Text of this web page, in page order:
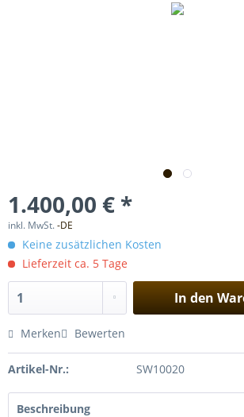
1.400,00 € *
inkl. MwSt.-DE
Keine zusätzlichen Kosten
Lieferzeit ca. 5 Tage
In den
Merken Bewerten
Artikel-Nr.: SW10020
Beschreibung